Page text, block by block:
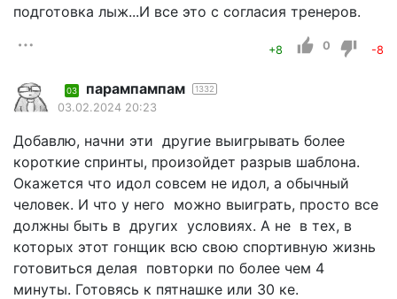
подготовка лыж...И все это с согласия тренеров.
+8 0 -8
03 парампампам 1332
03.02.2024 20:23
Добавлю, начни эти другие выигрывать более
короткие спринты, произойдет разрыв шаблона.
Окажется что идол совсем не идол, а обычный
человек. И что у него можно выиграть, просто все
должны быть в других условиях. А не в тех, в
которых этот гонщик всю свою спортивную жизнь
готовиться делая повторки по более чем 4
минуты. Готовясь к пятнашке или 30 ке.